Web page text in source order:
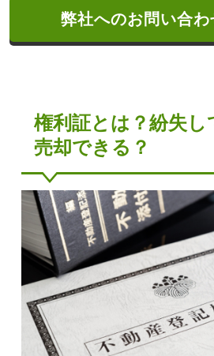
弊社へのお問い合わ
権利証とは？紛失し
売却できる？